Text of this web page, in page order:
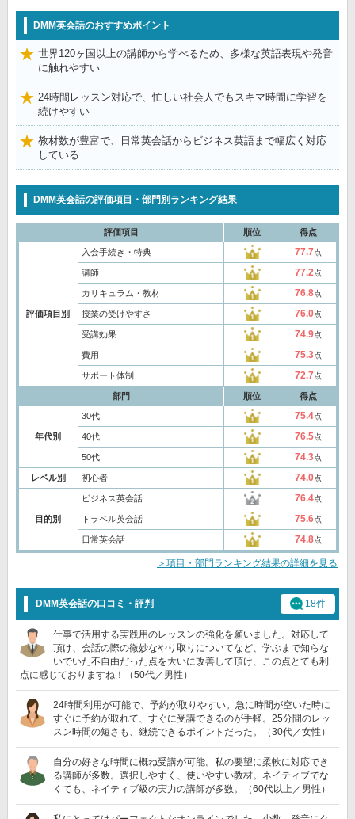
DMM英会話のおすすめポイント
世界120ヶ国以上の講師から学べるため、多様な英語表現や発音
に触れやすい
24時間レッスン対応で、忙しい社会人でもスキマ時間に学習を
続けやすい
教材数が豊富で、日常英会話からビジネス英語まで幅広く対応
している
DMM英会話の評価項目・部門別ランキング結果
評価項目 順位 得点
評価項目別
入会手続き・特典 77.7点
講師 77.2点
カリキュラム・教材 76.8点
授業の受けやすさ 76.0点
受講効果 74.9点
費用 75.3点
サポート体制 72.7点
部門 順位 得点
年代別
30代 75.4点
40代 76.5点
50代 74.3点
レベル別 初心者 74.0点
目的別
ビジネス英会話 76.4点
トラベル英会話 75.6点
日常英会話 74.8点
＞項目・部門ランキング結果の詳細を見る
DMM英会話の口コミ・評判 18件
仕事で活用する実践用のレッスンの強化を願いました。対応して
頂け、会話の際の微妙なやり取りについてなど、学ぶまで知らな
いでいた不自由だった点を大いに改善して頂け、この点とても利
点に感じておりますね！（50代／男性）
24時間利用が可能で、予約が取りやすい。急に時間が空いた時に
すぐに予約が取れて、すぐに受講できるのが手軽。25分間のレッ
スン時間の短さも、継続できるポイントだった。（30代／女性）
自分の好きな時間に概ね受講が可能。私の要望に柔軟に対応でき
る講師が多数。選択しやすく、使いやすい教材。ネイティブでな
くても、ネイティブ級の実力の講師が多数。（60代以上／男性）